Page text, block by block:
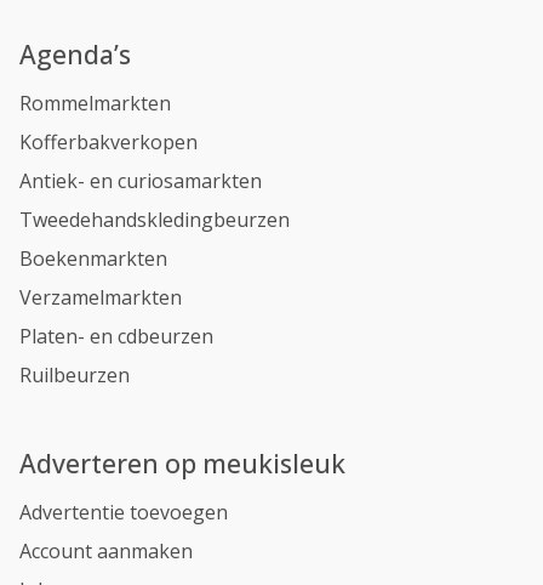
Agenda’s
Rommelmarkten
Kofferbakverkopen
Antiek- en curiosamarkten
Tweedehandskledingbeurzen
Boekenmarkten
Verzamelmarkten
Platen- en cdbeurzen
Ruilbeurzen
Adverteren op meukisleuk
Advertentie toevoegen
Account aanmaken